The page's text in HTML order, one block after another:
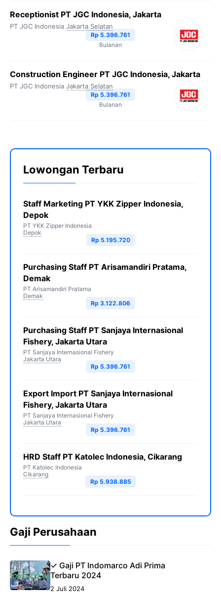
Receptionist PT JGC Indonesia, Jakarta
PT JGC Indonesia Jakarta Selatan
Rp 5.396.761
Bulanan
Construction Engineer PT JGC Indonesia, Jakarta
PT JGC Indonesia Jakarta Selatan
Rp 5.396.761
Bulanan
Lowongan Terbaru
Staff Marketing PT YKK Zipper Indonesia,
Depok
PT YKK Zipper Indonesia
Depok
Rp 5.195.720
Purchasing Staff PT Arisamandiri Pratama,
Demak
PT Arisamandiri Pratama
Demak
Rp 3.122.806
Purchasing Staff PT Sanjaya Internasional
Fishery, Jakarta Utara
PT Sanjaya Internasional Fishery
Jakarta Utara
Rp 5.396.761
Export Import PT Sanjaya Internasional
Fishery, Jakarta Utara
PT Sanjaya Internasional Fishery
Jakarta Utara
Rp 5.396.761
HRD Staff PT Katolec Indonesia, Cikarang
PT Katolec Indonesia
Cikarang
Rp 5.938.885
Gaji Perusahaan
✓ Gaji PT Indomarco Adi Prima
Terbaru 2024
2 Juli 2024